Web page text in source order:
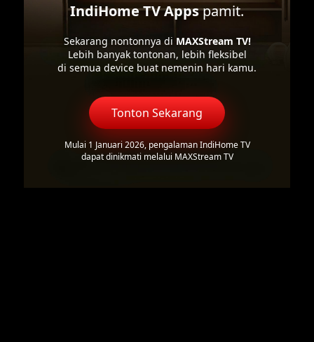
IndiHome TV Appspamit.
Sekarang nontonnya di MAXStream TV!
Lebih banyak tontonan, lebih fleksibel
di semua device buat nemenin hari kamu.
Tonton Sekarang
Mulai 1 Januari 2026, pengalaman IndiHome TV
dapat dinikmati melalui MAXStream TV